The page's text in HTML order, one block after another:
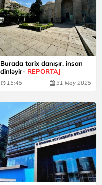
Burada tarix danışır, insan
dinləyir- REPORTAJ
15:45 31 May 2025